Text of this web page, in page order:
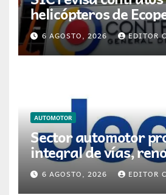
helicópteros de
posible multa
6 AGOSTO, 2026 EDITOR
AUTOMOTOR
Sector automotor
integral de vías,
vehicular y
para movilidad en
6 AGOSTO, 2026 EDITOR